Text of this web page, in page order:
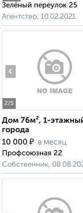
Зелёный переулок 25
Агентство, 10.02.2021
2/5
‹
Дом 76м², 1-
города
10 000 ₽ в месяц
Профсоюзная 22
Собственник,